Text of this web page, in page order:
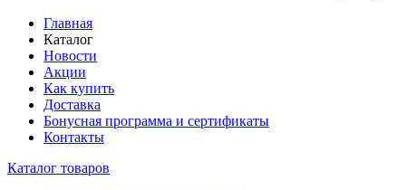
Главная
Каталог
Новости
Акции
Как купить
Доставка
Бонусная программа и сертификаты
Контакты
Каталог товаров